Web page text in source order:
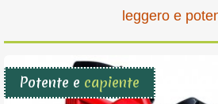
leggero e
Potente e capiente